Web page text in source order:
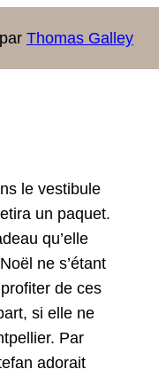
par Thomas Galley
le vestibule
un paquet.
qu’elle
ne s’é­tant
de ces
si elle ne
Par
ado­rait